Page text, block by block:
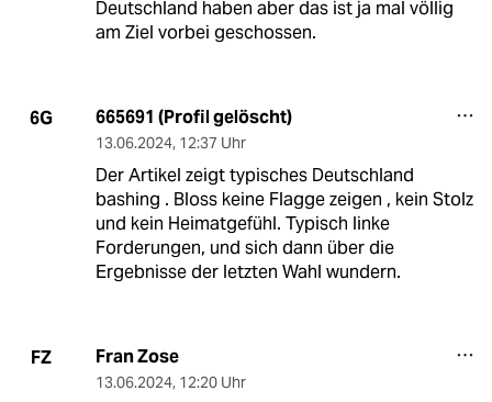
Deutschland haben aber das ist ja mal völlig
am Ziel vorbei geschossen.
6G 665691 (Profil gelöscht)
13.06.2024, 12:37 Uhr
Der Artikel zeigt typisches Deutschland
bashing . Bloss keine Flagge zeigen , kein Stolz
und kein Heimatgefühl. Typisch linke
Forderungen, und sich dann über die
Ergebnisse der letzten Wahl wundern.
FZ Fran Zose
13.06.2024, 12:20 Uhr